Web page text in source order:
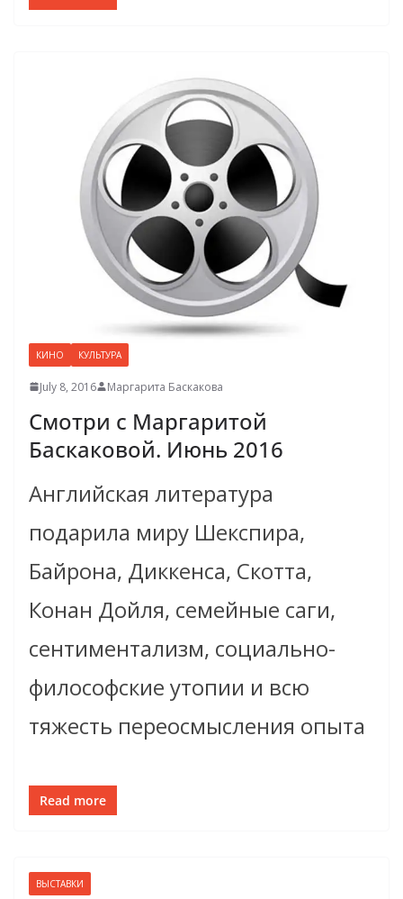
КИНО КУЛЬТУРА
July 8, 2016 Маргарита Баскакова
Смотри с Маргаритой
Баскаковой. Июнь 2016
Английская литература
подарила миру Шекспира,
Байрона, Диккенса, Скотта,
Конан Дойля, семейные саги,
сентиментализм, социально-
философские утопии и всю
тяжесть переосмысления опыта
Read more
ВЫСТАВКИ